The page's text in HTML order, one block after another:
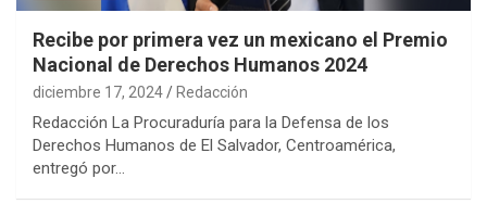
Recibe por primera vez un mexicano el Premio
Nacional de Derechos Humanos 2024
diciembre 17, 2024 Redacción
Redacción La Procuraduría para la Defensa de los
Derechos Humanos de El Salvador, Centroamérica,
entregó por…